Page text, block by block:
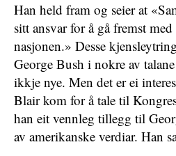
Han held fram og seier at
sitt ansvar for å gå fremst
nasjonen.» Desse
George Bush i nokre av
ikkje nye. Men det er ei
Blair kom for å tale til
han eit vennleg tillegg til
av amerikanske verdiar. Han